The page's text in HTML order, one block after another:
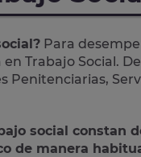
Para
Trabajo Social.
Penitenciarias,
social constan
de manera